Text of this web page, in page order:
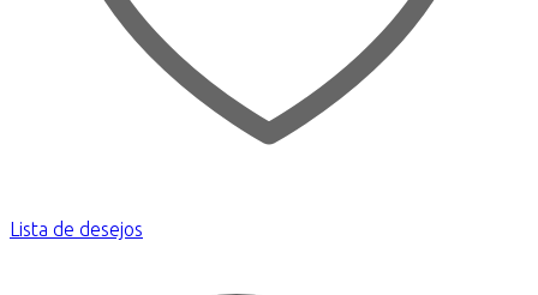
Lista de desejos